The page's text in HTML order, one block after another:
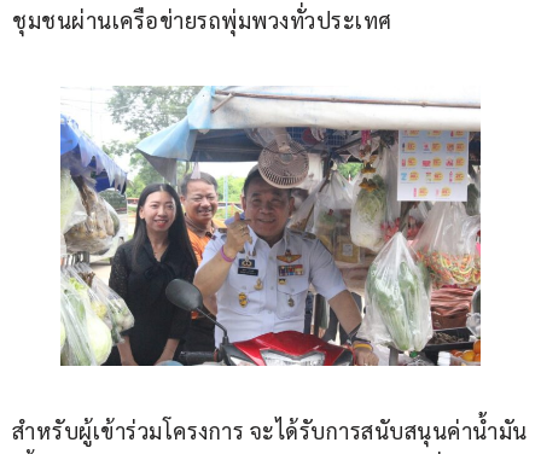
ชุมชนผ่านเครือข่ายรถพุ่มพวงทั่วประเทศ
สำหรับผู้เข้าร่วมโครงการ จะได้รับการสนับสนุนค่าน้ำมัน